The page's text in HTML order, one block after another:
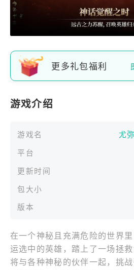
更多礼包福利
游戏介绍
游戏名
尤
平台
更新时间
包大小
版本
在一个神秘且充满危险的世界
运选中的英雄，踏上了一场拯
将与各种神秘的伙伴一起，挑